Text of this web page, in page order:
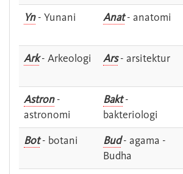
Yn- Yunani Anat- anatomi
Ark- Arkeologi Ars- arsitektur
Astron-
astronomi
Bakt-
bakteriologi
Bot- botani Bud- agama -
Budha